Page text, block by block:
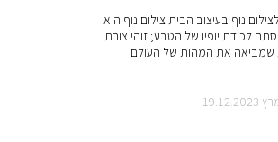
נוף בעיצוב הבית צילום נוף הוא
לכידת יופיו של הטבע; זוהי צורת
שמביאה את המהות של העולם